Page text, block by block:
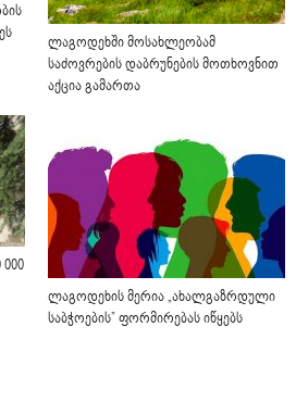
ლაგოდეხში მოსახლეობამ
საძოვრების დაბრუნების მოთხოვნით
აქცია გამართა
ლაგოდეხის მერია „ახალგაზრდული
საბჭოების” ფორმირებას იწყებს